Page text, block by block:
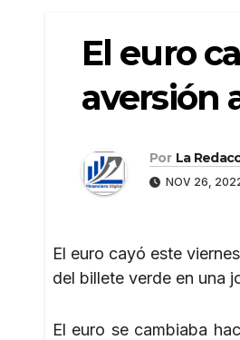
El euro
aversión
Por La
NOV 26,
El euro cayó este
del billete verde en una
El euro se cambiaba